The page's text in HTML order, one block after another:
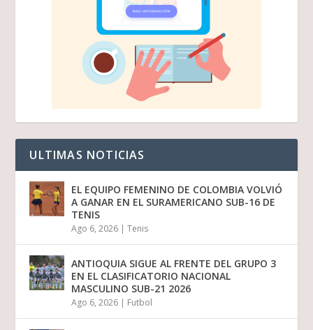
ULTIMAS NOTICIAS
EL EQUIPO FEMENINO DE COLOMBIA VOLVIÓ
A GANAR EN EL SURAMERICANO SUB-16 DE
TENIS
Ago 6, 2026 |Tenis
ANTIOQUIA SIGUE AL FRENTE DEL GRUPO 3
EN EL CLASIFICATORIO NACIONAL
MASCULINO SUB-21 2026
Ago 6, 2026 | Futbol